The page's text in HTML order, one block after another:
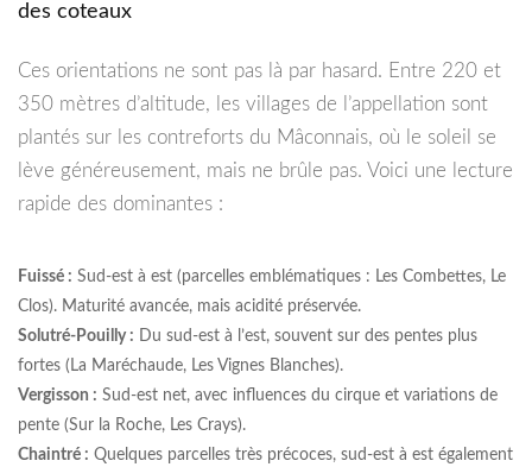
des coteaux
Ces orientations ne sont pas là par hasard. Entre 220 et
350 mètres d’altitude, les villages de l’appellation sont
plantés sur les contreforts du Mâconnais, où le soleil se
lève généreusement, mais ne brûle pas. Voici une lecture
rapide des dominantes :
Fuissé : Sud-est à est (parcelles emblématiques : Les Combettes, Le
Clos). Maturité avancée, mais acidité préservée.
Solutré-Pouilly : Du sud-est à l’est, souvent sur des pentes plus
fortes (La Maréchaude, Les Vignes Blanches).
Vergisson : Sud-est net, avec influences du cirque et variations de
pente (Sur la Roche, Les Crays).
Chaintré : Quelques parcelles très précoces, sud-est à est également